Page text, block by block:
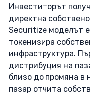
Инвеститорът
директна
Securitize моделът
токенизира
инфраструктура.
дистрибуция на
близо до промяна в
пазар отчита